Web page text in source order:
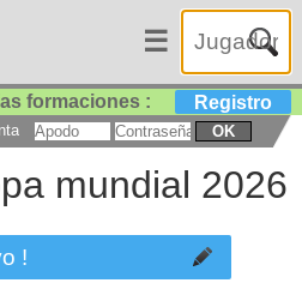
☰
formaciones : Registro
OK
mundial 2026
!